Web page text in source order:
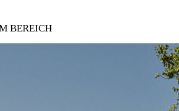
BEREICH